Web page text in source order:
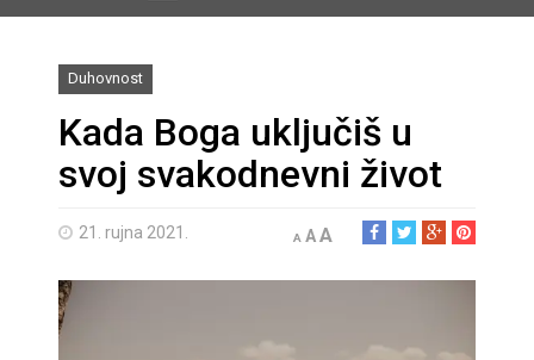
Duhovnost
Kada Boga uključiš u
svoj svakodnevni život
21. rujna 2021. A AA